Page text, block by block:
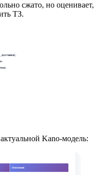
сжато, но оценивает,
ТЗ.
Kano-модель: